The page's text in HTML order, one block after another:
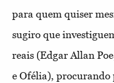
para quem quiser
sugiro que
reais (Edgar Allan
e Ofélia), procurando